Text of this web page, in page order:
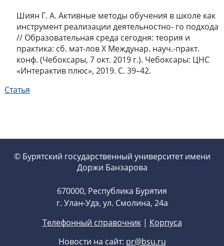
Шиян Г. А. Активные методы обучения в школе как
инструмент реализации деятельностно- го подхода
// Образовательная среда сегодня: теория и
практика: сб. мат-лов X Междунар. науч.-практ.
конф. (Чебоксары, 7 окт. 2019 г.). Чебоксары: ЦНС
«Интерактив плюс», 2019. С. 39–42.
Статья
© Бурятский государственный университет имени
Доржи Банзарова
670000, Республика Бурятия
г. Улан-Удэ, ул. Смолина, 24а
Телефонный справочник| Корпуса
Новости на сайт: pr@bsu.ru